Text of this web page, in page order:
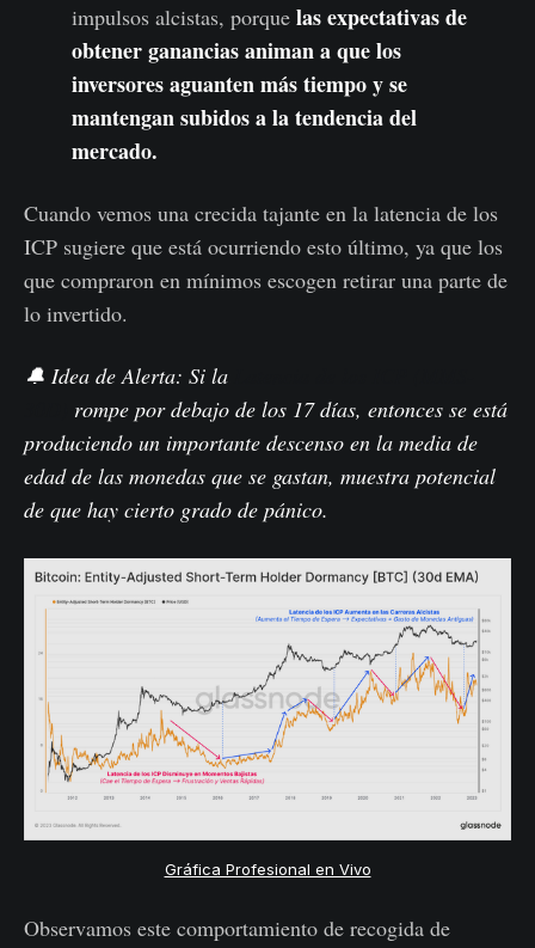
impulsos alcistas, porque las expectativas de
obtener ganancias animan a que los
inversores aguanten más tiempo y se
mantengan subidos a la tendencia del
mercado.
Cuando vemos una crecida tajante en la latencia de los
ICP sugiere que está ocurriendo esto último, ya que los
que compraron en mínimos escogen retirar una parte de
lo invertido.
🔔 Idea de Alerta: Si la
rompe por debajo de los 17 días, entonces se está
produciendo un importante descenso en la media de
edad de las monedas que se gastan, muestra potencial
de que hay cierto grado de pánico.
Gráfica Profesional en Vivo
Observamos este comportamiento de recogida de